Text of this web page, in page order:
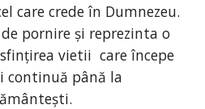
care crede în Dumnezeu.
pornire și reprezinta o
vietii  care începe
continuă până la